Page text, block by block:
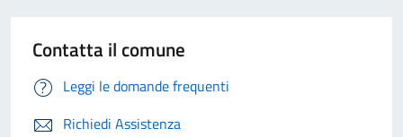
Contatta il comune
Leggi le domande frequenti
Richiedi Assistenza